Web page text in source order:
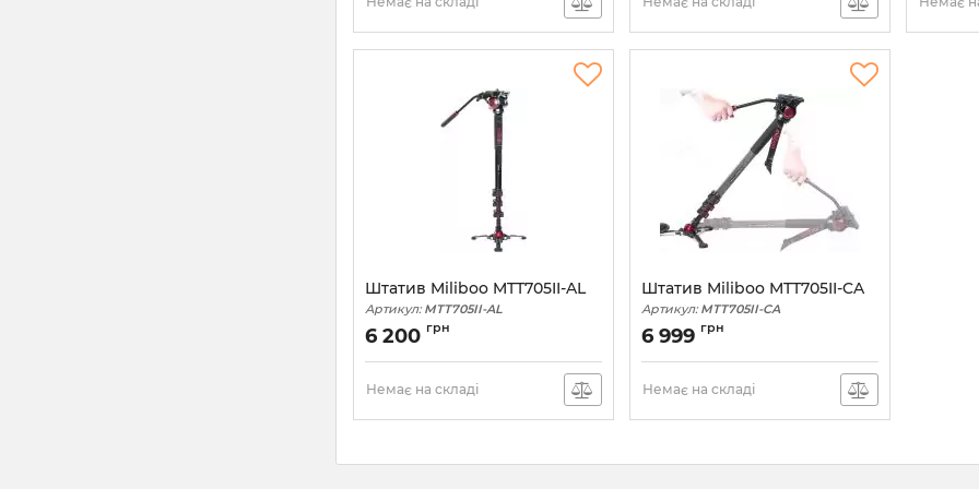
Штатив Miliboo MTT705II-AL
Артикул: MTT705II-AL
6 200 грн
Немає на складі
Штатив Miliboo MTT705II-CA
Артикул: MTT705II-CA
6 999 грн
Немає на складі